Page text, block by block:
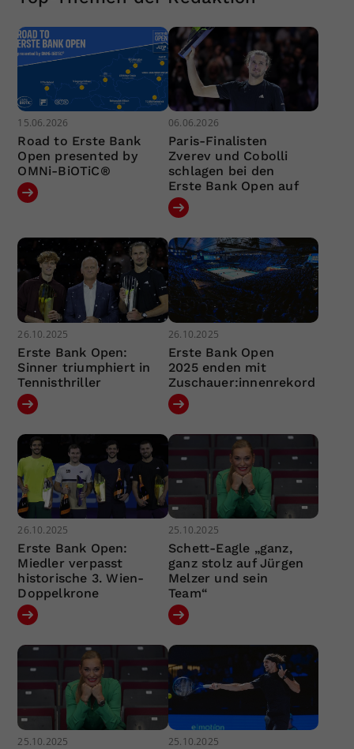
15.06.2026
Road to Erste Bank
Open presented by
OMNi-BiOTiC®
06.06.2026
Paris-Finalisten
Zverev und Cobolli
schlagen bei den
Erste Bank Open auf
26.10.2025
Erste Bank Open:
Sinner triumphiert in
Tennisthriller
26.10.2025
Erste Bank Open
2025 enden mit
Zuschauer:innenrekord
26.10.2025
Erste Bank Open:
Miedler verpasst
historische 3. Wien-
Doppelkrone
25.10.2025
Schett-Eagle „ganz,
ganz stolz auf Jürgen
Melzer und sein
Team“
25.10.2025 25.10.2025